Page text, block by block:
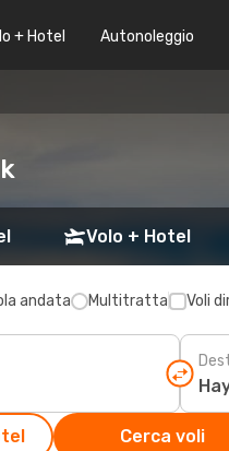
+ Hotel Autonoleggio
Volo + Hotel
andata Multitratta Voli
Cerca voli